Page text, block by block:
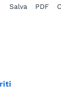
Salva PDF